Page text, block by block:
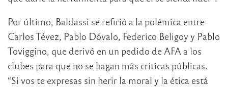
Por último, Baldassi se refirió a la polémica entre
Carlos Tévez, Pablo Dóvalo, Federico Beligoy y Pablo
Toviggino, que derivó en un pedido de AFA a los
clubes para que no se hagan más críticas públicas.
“Si vos te expresas sin herir la moral y la ética está